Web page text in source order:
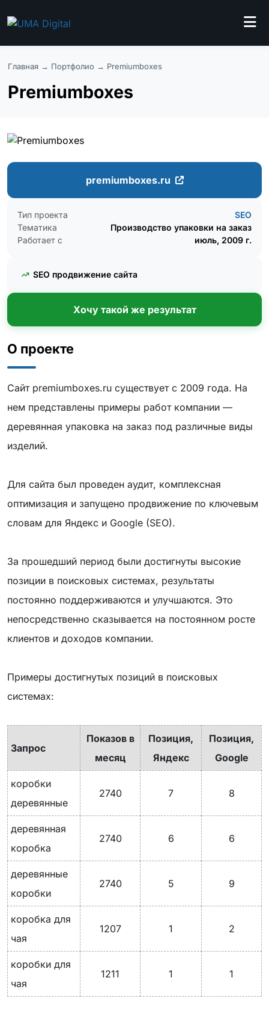
Главная → Портфолио → Premiumboxes
Premiumboxes
premiumboxes.ru
Тип проекта
SEO
Тематика
Производство упаковки на заказ
Работает с
июль, 2009 г.
SEO продвижение сайта
Хочу такой же результат
О проекте
Сайт premiumboxes.ru существует с 2009 года. На
нем представлены примеры работ компании —
деревянная упаковка на заказ под различные виды
изделий.
Для сайта был проведен аудит, комплексная
оптимизация и запущено продвижение по ключевым
словам для Яндекс и Google (SEO).
За прошедший период были достигнуты высокие
позиции в поисковых системах, результаты
постоянно поддерживаются и улучшаются. Это
непосредственно сказывается на постоянном росте
клиентов и доходов компании.
Примеры достигнутых позиций в поисковых
системах:
Запрос
Показов в
месяц
Позиция,
Яндекс
Позиция,
Google
коробки
деревянные
2740 7 8
деревянная
коробка
2740 6 6
деревянные
коробки
2740 5 9
коробка для
чая
1207 1 2
коробки для
чая
1211 1 1